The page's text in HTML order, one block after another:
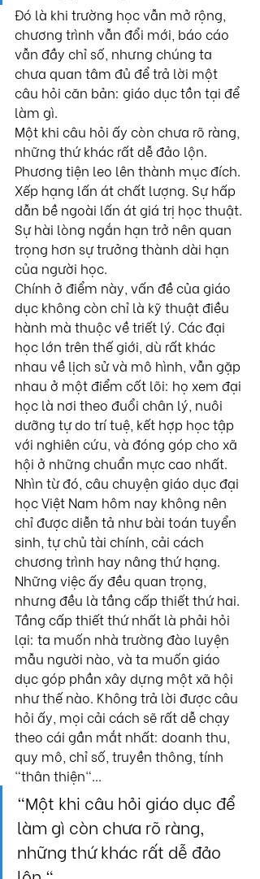
Đó là khi trường học vẫn mở rộng,
chương trình vẫn đổi mới, báo cáo
vẫn đầy chỉ số, nhưng chúng ta
chưa quan tâm đủ để trả lời một
câu hỏi căn bản: giáo dục tồn tại để
làm gì.
Một khi câu hỏi ấy còn chưa rõ ràng,
những thứ khác rất dễ đảo lộn.
Phương tiện leo lên thành mục đích.
Xếp hạng lấn át chất lượng. Sự hấp
dẫn bề ngoài lấn át giá trị học thuật.
Sự hài lòng ngắn hạn trở nên quan
trọng hơn sự trưởng thành dài hạn
của người học.
Chính ở điểm này, vấn đề của giáo
dục không còn chỉ là kỹ thuật điều
hành mà thuộc về triết lý. Các đại
học lớn trên thế giới, dù rất khác
nhau về lịch sử và mô hình, vẫn gặp
nhau ở một điểm cốt lõi: họ xem đại
học là nơi theo đuổi chân lý, nuôi
dưỡng tự do trí tuệ, kết hợp học tập
với nghiên cứu, và đóng góp cho xã
hội ở những chuẩn mực cao nhất.
Nhìn từ đó, câu chuyện giáo dục đại
học Việt Nam hôm nay không nên
chỉ được diễn tả như bài toán tuyển
sinh, tự chủ tài chính, cải cách
chương trình hay nâng thứ hạng.
Những việc ấy đều quan trọng,
nhưng đều là tầng cấp thiết thứ hai.
Tầng cấp thiết thứ nhất là phải hỏi
lại: ta muốn nhà trường đào luyện
mẫu người nào, và ta muốn giáo
dục góp phần xây dựng một xã hội
như thế nào. Không trả lời được câu
hỏi ấy, mọi cải cách sẽ rất dễ chạy
theo cái gần mắt nhất: doanh thu,
quy mô, chỉ số, truyền thông, tính
"thân thiện"...
"Một khi câu hỏi giáo dục để
làm gì còn chưa rõ ràng,
những thứ khác rất dễ đảo